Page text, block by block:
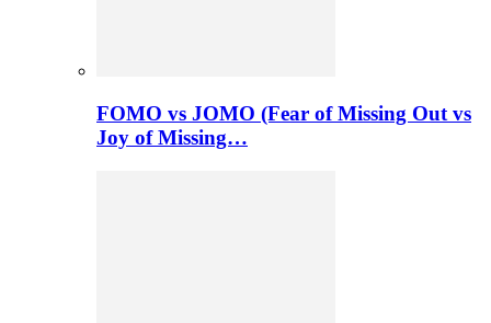
FOMO vs JOMO (Fear of Missing Out vs
Joy of Missing…